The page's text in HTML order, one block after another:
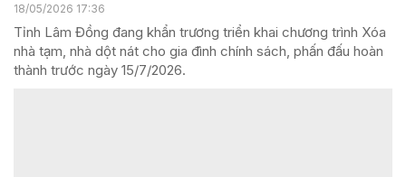
18/05/2026 17:36
Tỉnh Lâm Đồng đang khẩn trương triển khai chương trình Xóa
nhà tạm, nhà dột nát cho gia đình chính sách, phấn đấu hoàn
thành trước ngày 15/7/2026.